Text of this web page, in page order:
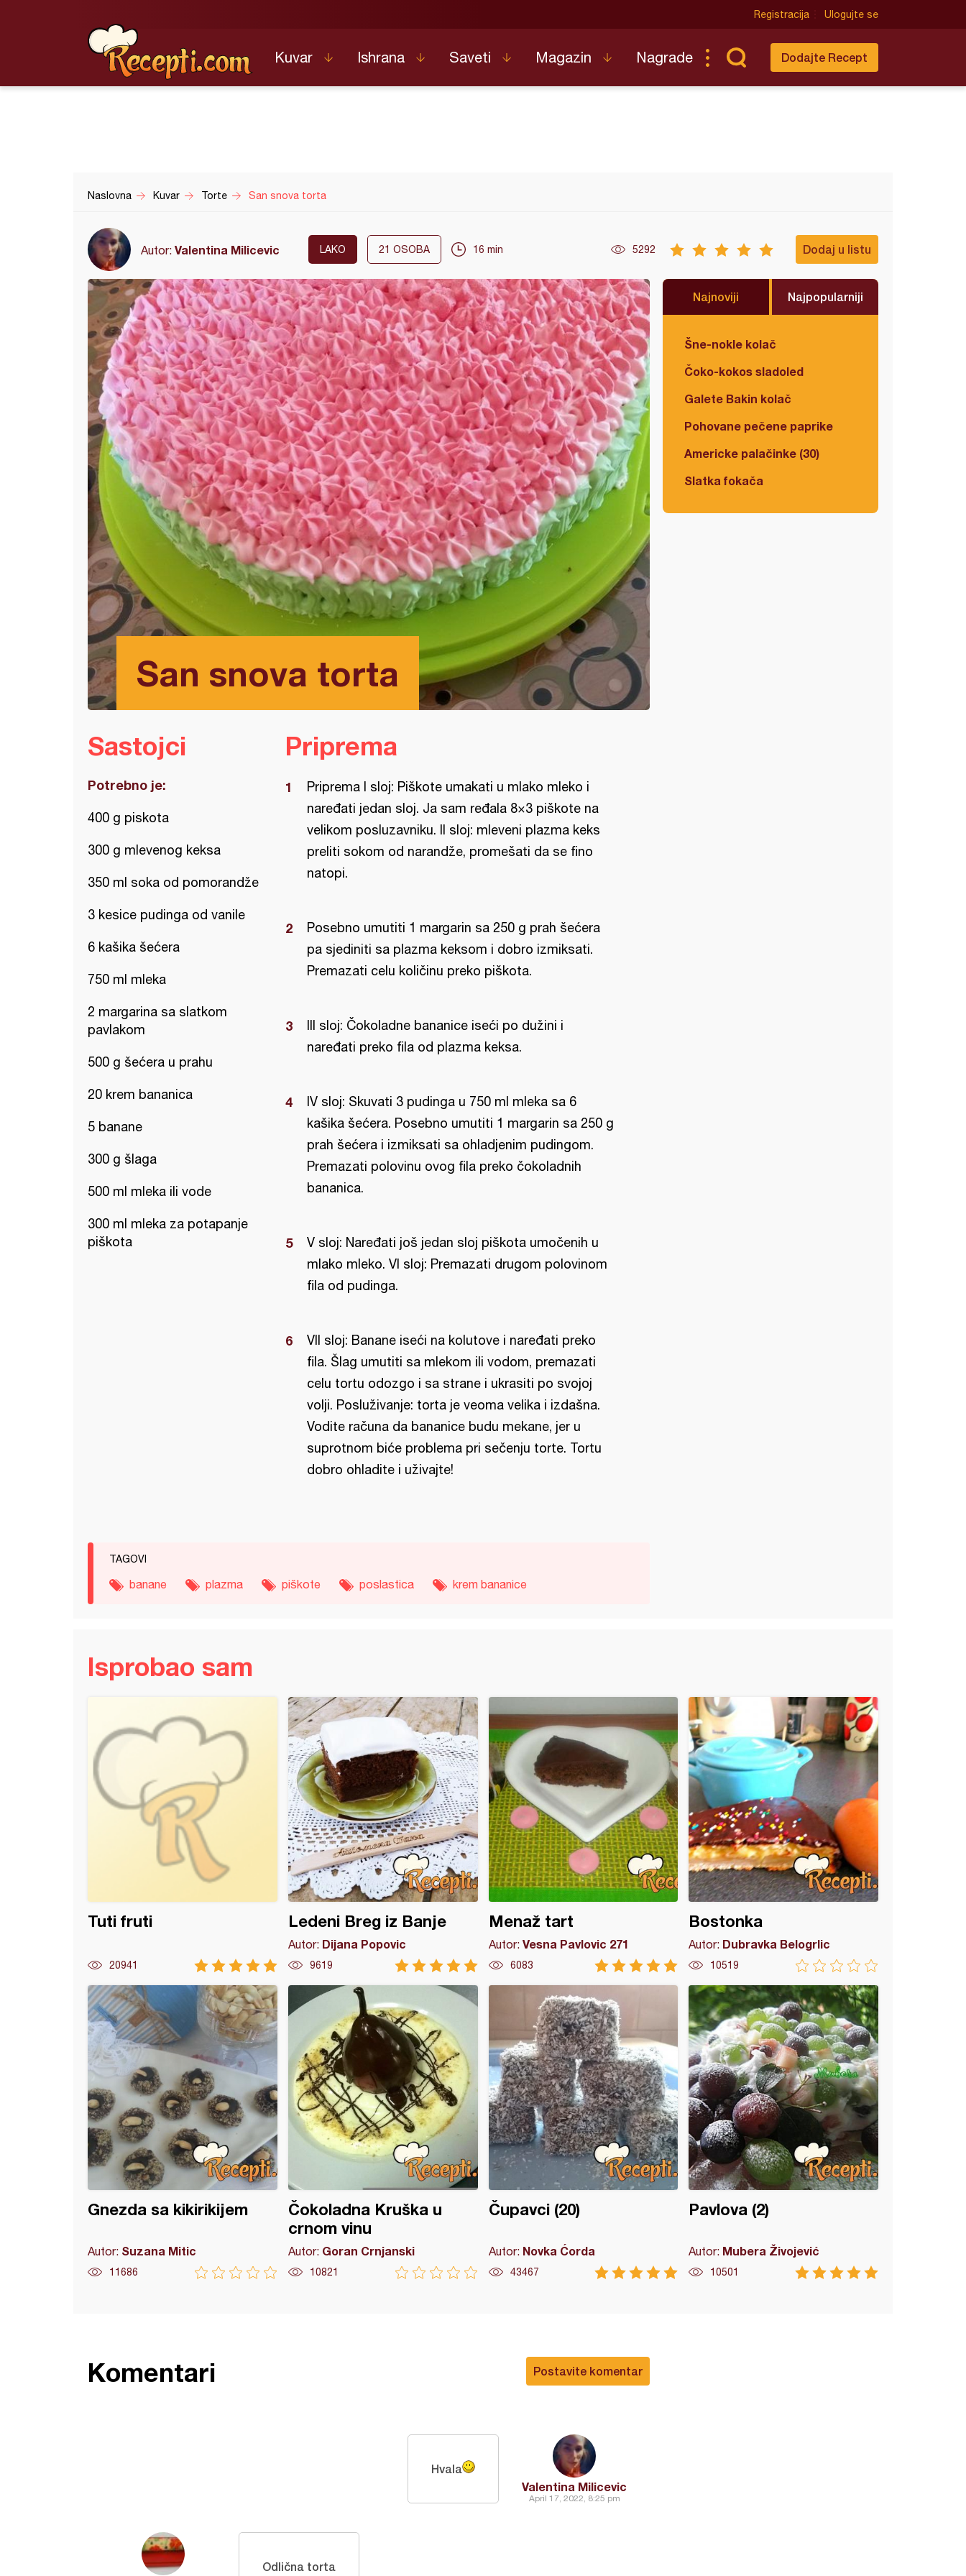
Registracija Ulogujte se
Kuvar Ishrana Saveti Magazin Nagrade Dodajte Recept
Naslovna Kuvar Torte San snova torta
Autor: Valentina Milicevic LAKO 21 OSOBA 16 min 5292 Dodaj u listu
San snova torta
Najnoviji Najpopularniji
Šne-nokle kolač
Čoko-kokos sladoled
Galete Bakin kolač
Pohovane pečene paprike
Americke palačinke (30)
Slatka fokača
Sastojci
Potrebno je:
400 g piskota
300 g mlevenog keksa
350 ml soka od pomorandže
3 kesice pudinga od vanile
6 kašika šećera
750 ml mleka
2 margarina sa slatkom
pavlakom
500 g šećera u prahu
20 krem bananica
5 banane
300 g šlaga
500 ml mleka ili vode
300 ml mleka za potapanje
piškota
Priprema
Priprema I sloj: Piškote umakati u mlako mleko i
naređati jedan sloj. Ja sam ređala 8×3 piškote na
velikom posluzavniku. II sloj: mleveni plazma keks
preliti sokom od narandže, promešati da se fino
natopi.
Posebno umutiti 1 margarin sa 250 g prah šećera
pa sjediniti sa plazma keksom i dobro izmiksati.
Premazati celu količinu preko piškota.
III sloj: Čokoladne bananice iseći po dužini i
naređati preko fila od plazma keksa.
IV sloj: Skuvati 3 pudinga u 750 ml mleka sa 6
kašika šećera. Posebno umutiti 1 margarin sa 250 g
prah šećera i izmiksati sa ohladjenim pudingom.
Premazati polovinu ovog fila preko čokoladnih
bananica.
V sloj: Naređati još jedan sloj piškota umočenih u
mlako mleko. VI sloj: Premazati drugom polovinom
fila od pudinga.
VII sloj: Banane iseći na kolutove i naređati preko
fila. Šlag umutiti sa mlekom ili vodom, premazati
celu tortu odozgo i sa strane i ukrasiti po svojoj
volji. Posluživanje: torta je veoma velika i izdašna.
Vodite računa da bananice budu mekane, jer u
suprotnom biće problema pri sečenju torte. Tortu
dobro ohladite i uživajte!
TAGOVI
banane plazma piškote poslastica krem bananice
Isprobao sam
Tuti fruti
20941
Ledeni Breg iz Banje
Autor: Dijana Popovic
9619
Menaž tart
Autor: Vesna Pavlovic 271
6083
Bostonka
Autor: Dubravka Belogrlic
10519
Gnezda sa kikirikijem
Autor: Suzana Mitic
11686
Čokoladna Kruška u
crnom vinu
Autor: Goran Crnjanski
10821
Čupavci (20)
Autor: Novka Ćorda
43467
Pavlova (2)
Autor: Mubera Živojević
10501
Postavite komentar
Komentari
Valentina Milicevic
April 17, 2022, 8:25 pm
Hvala
Odlična torta